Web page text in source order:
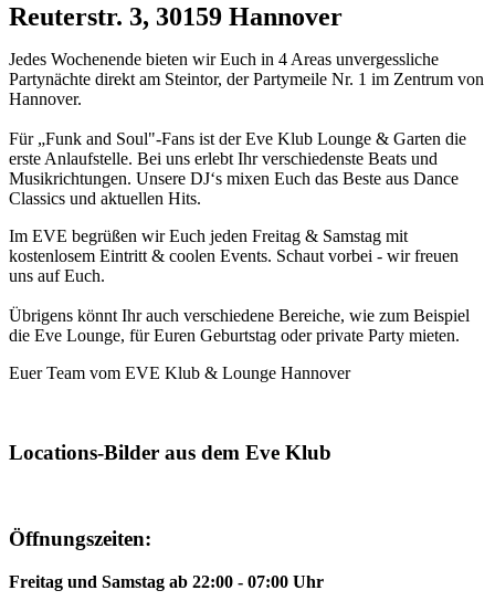
Reuterstr. 3, 30159 Hannover
Jedes Wochenende bieten wir Euch in 4 Areas unvergessliche
Partynächte direkt am Steintor, der Partymeile Nr. 1 im Zentrum von
Hannover.
Für „Funk and Soul"-Fans ist der Eve Klub Lounge & Garten die
erste Anlaufstelle. Bei uns erlebt Ihr verschiedenste Beats und
Musikrichtungen. Unsere DJ‘s mixen Euch das Beste aus Dance
Classics und aktuellen Hits.
Im EVE begrüßen wir Euch jeden Freitag & Samstag mit
kostenlosem Eintritt & coolen Events. Schaut vorbei - wir freuen
uns auf Euch.
Übrigens könnt Ihr auch verschiedene Bereiche, wie zum Beispiel
die Eve Lounge, für Euren Geburtstag oder private Party mieten.
Euer Team vom EVE Klub & Lounge Hannover
Locations-Bilder aus dem Eve Klub
Öffnungszeiten:
Freitag und Samstag ab 22:00 - 07:00 Uhr